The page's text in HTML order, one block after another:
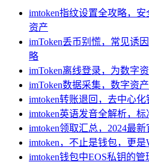
imtoken指纹设置全攻略，
资产
imToken丢币别慌，常见诱
略
imToken离线登录，为数字
imToken数据采集，数字资
imtoken转账退回，去中心
imtoken英语发音全解析，
imtoken领取汇总，2024最
imtoken，不止是钱包，更
imtoken钱包中EOS私钥的